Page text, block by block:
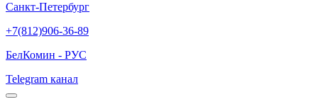
Санкт-Петербург
+7(812)906-36-89
БелКомин - РУС
Telegram канал